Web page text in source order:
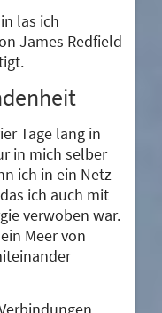
las ich
James Redfield
Tage lang in
in mich selber
ich in ein Netz
ich auch mit
verwoben war.
Meer von